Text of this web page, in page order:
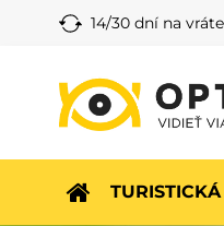
14/30 dní na